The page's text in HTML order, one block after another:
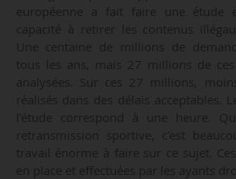
européenne a fait faire une étude
capacité à retirer les contenus
Une centaine de millions de
tous les ans, mais 27 millions de ces
analysées. Sur ces 27 millions,
réalisés dans des délais acceptables.
l’étude correspond à une heure.
retransmission sportive, c’est
travail énorme à faire sur ce sujet.
en place et effectuées par les ayants